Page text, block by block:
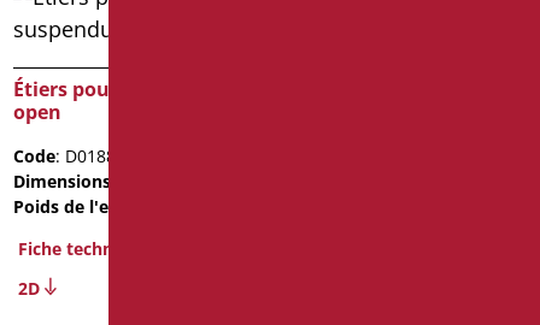
Étiers pour wc suspendu
open
Code: D0188/01
Dimensions
Poids de l'emballage
Fiche technique
2D